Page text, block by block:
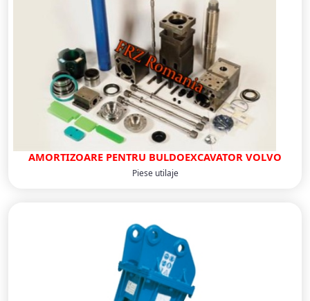
AMORTIZOARE PENTRU BULDOEXCAVATOR VOLVO
Piese utilaje